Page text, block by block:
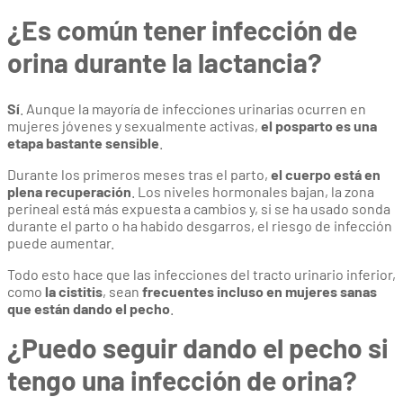
¿Es común tener infección de
orina durante la lactancia?
Sí . Aunque la mayoría de infecciones urinarias ocurren en
mujeres jóvenes y sexualmente activas, el posparto es una
etapa bastante sensible
Durante los primeros meses tras el parto, el cuerpo está en
plena recuperación . Los niveles hormonales bajan, la zona
perineal está más expuesta a cambios y, si se ha usado sonda
durante el parto o ha habido desgarros, el riesgo de infección
puede aumentar.
Todo esto hace que las infecciones del tracto urinario inferior,
como la cistitis, sean frecuentes incluso en mujeres sanas
que están dando el pecho
¿Puedo seguir dando el pecho si
tengo una infección de orina?